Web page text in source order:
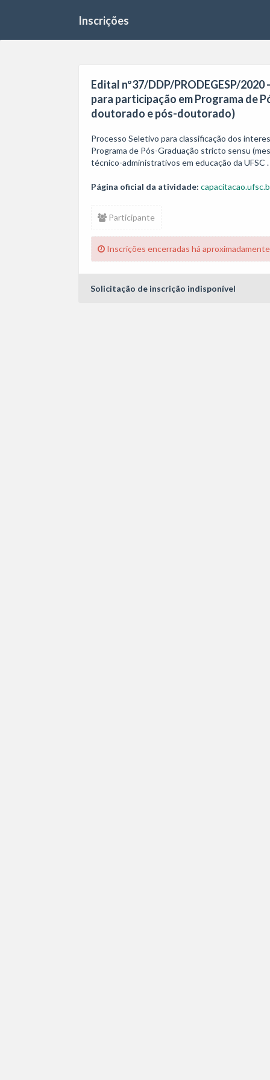
Inscrições
Edital nº37/DDP/PRODEGESP/
para participação em Programa de
doutorado e pós-doutorado)
Processo Seletivo para classificação dos
Programa de Pós-Graduação stricto sensu
técnico-administrativos em educação da UFSC .
Página oficial da atividade:
Participante
Inscrições encerradas há
Solicitação de inscrição indisponível